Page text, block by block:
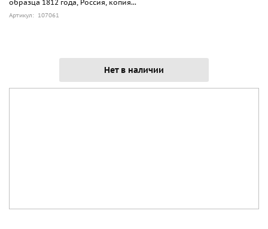
образца 1812 года, Россия, копия...
Артикул: 107061
Нет в наличии